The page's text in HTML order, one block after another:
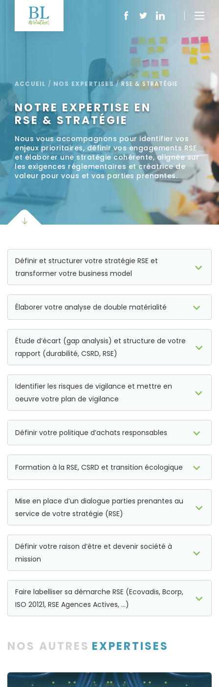
ACCUEIL / NOS EXPERTISES/RSE & STRATÉGIE
NOTRE EXPERTISE EN
RSE & STRATÉGIE
Nous vous accompagnons pour identifier vos
enjeux prioritaires, définir vos engagements RSE
et élaborer une stratégie cohérente, alignée sur
les exigences réglementaires et créatrice de
valeur pour vous et vos parties prenantes.
Définir et structurer votre stratégie RSE et
transformer votre business model
Élaborer votre analyse de double matérialité
Étude d’écart (gap analysis) et structure de votre
rapport (durabilité, CSRD, RSE)
Identifier les risques de vigilance et mettre en
oeuvre votre plan de vigilance
Définir votre politique d’achats responsables
Formation à la RSE, CSRD et transition écologique
Mise en place d’un dialogue parties prenantes au
service de votre stratégie (RSE)
Définir votre raison d’être et devenir société à
mission
Faire labelliser sa démarche RSE (Ecovadis, Bcorp,
ISO 20121, RSE Agences Actives, …)
NOS AUTRES EXPERTISES